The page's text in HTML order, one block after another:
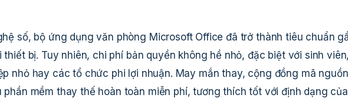
số, bộ ứng dụng văn phòng Microsoft Office đã trở thành tiêu chuẩn
bị. Tuy nhiên, chi phí bản quyền không hề nhỏ, đặc biệt với sinh viên,
nhỏ hay các tổ chức phi lợi nhuận. May mắn thay, cộng đồng mã nguồn
phần mềm thay thế hoàn toàn miễn phí, tương thích tốt với định dạng của